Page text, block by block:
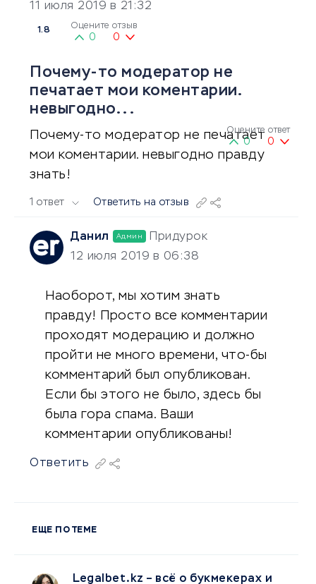
11 июля 2019 в 21:32
1.8 Оцените отзыв
0 0
Почему-то модератор не
печатает мои коментарии.
невыгодно...
Почему-то модератор не печатает
мои коментарии. невыгодно правду
знать!
1 ответ Ответить на отзыв
Данил Админ
Придурок
12 июля 2019 в 06:38
Оцените ответ
0 0
Наоборот, мы хотим знать
правду! Просто все комментарии
проходят модерацию и должно
пройти не много времени, что-бы
комментарий был опубликован.
Если бы этого не было, здесь бы
была гора спама. Ваши
комментарии опубликованы!
Ответить
ЕЩЕ ПО ТЕМЕ
Legalbet.kz – всё о букмекерах и